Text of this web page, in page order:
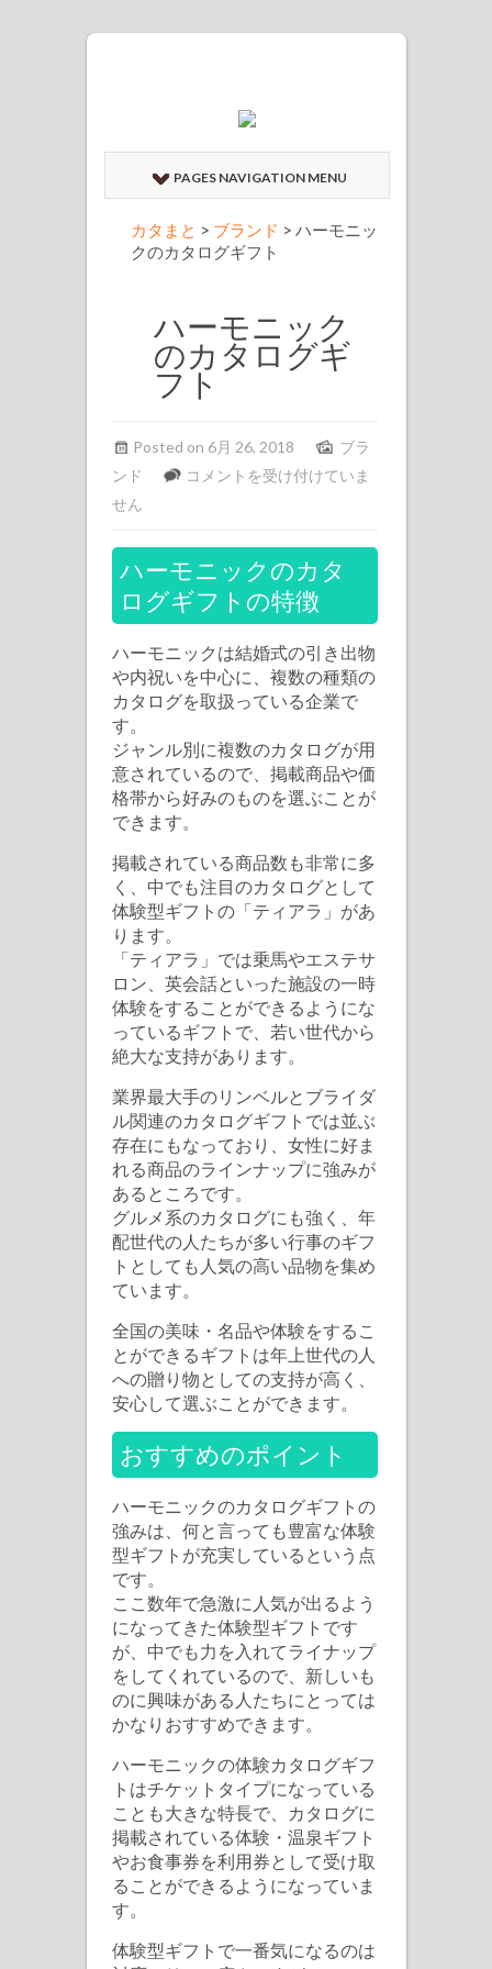
PAGES NAVIGATION MENU
カタまと > ブランド > ハーモニッ
クのカタログギフト
ハーモニック
のカタログギ
フト
Posted on 6月 26, 2018
ブラ
ンド
ハ
ニ
ッ
カ
タ
グ
ギ
は
コメントを受け付けていま
せん
ハーモニックのカタ
ログギフトの特徴
ハーモニックは結婚式の引き出物
や内祝いを中心に、複数の種類の
カタログを取扱っている企業で
す。
ジャンル別に複数のカタログが用
意されているので、掲載商品や価
格帯から好みのものを選ぶことが
できます。
掲載されている商品数も非常に多
く、中でも注目のカタログとして
体験型ギフトの「ティアラ」があ
ります。
「ティアラ」では乗馬やエステサ
ロン、英会話といった施設の一時
体験をすることができるようにな
っているギフトで、若い世代から
絶大な支持があります。
業界最大手のリンベルとブライダ
ル関連のカタログギフトでは並ぶ
存在にもなっており、女性に好ま
れる商品のラインナップに強みが
あるところです。
グルメ系のカタログにも強く、年
配世代の人たちが多い行事のギフ
トとしても人気の高い品物を集め
ています。
全国の美味・名品や体験をするこ
とができるギフトは年上世代の人
への贈り物としての支持が高く、
安心して選ぶことができます。
おすすめのポイント
ハーモニックのカタログギフトの
強みは、何と言っても豊富な体験
型ギフトが充実しているという点
です。
ここ数年で急激に人気が出るよう
になってきた体験型ギフトです
が、中でも力を入れてライナップ
をしてくれているので、新しいも
のに興味がある人たちにとっては
かなりおすすめできます。
ハーモニックの体験カタログギフ
トはチケットタイプになっている
ことも大きな特長で、カタログに
掲載されている体験・温泉ギフト
やお食事券を利用券として受け取
ることができるようになっていま
す。
体験型ギフトで一番気になるのは